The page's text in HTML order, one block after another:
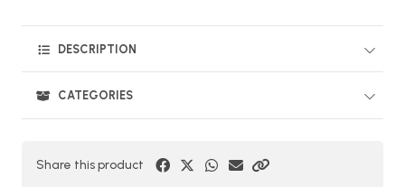
DESCRIPTION
CATEGORIES
Share this product